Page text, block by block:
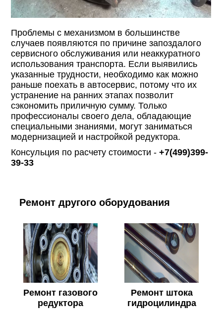
Проблемы с механизмом в большинстве
случаев появляются по причине запоздалого
сервисного обслуживания или неаккуратного
использования транспорта. Если выявились
указанные трудности, необходимо как можно
раньше поехать в автосервис, потому что их
устранение на ранних этапах позволит
сэкономить приличную сумму. Только
профессионалы своего дела, обладающие
специальными знаниями, могут заниматься
модернизацией и настройкой редуктора.
Консульция по расчету стоимости -+7(499)399-
39-33
Ремонт другого оборудования
Ремонт газового
редуктора
Ремонт штока
гидроцилиндра